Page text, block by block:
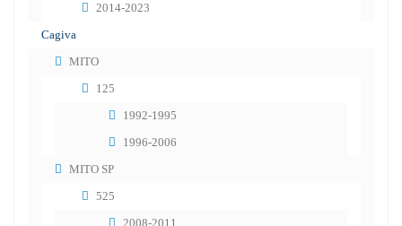
2014-2023
Cagiva
MITO
125
1992-1995
1996-2006
MITO SP
525
2008-2011